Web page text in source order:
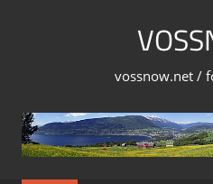
vossnow.net /